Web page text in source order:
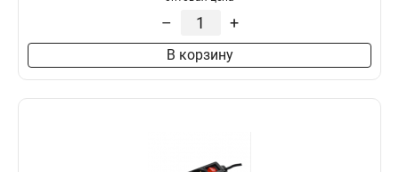
– +
В корзину